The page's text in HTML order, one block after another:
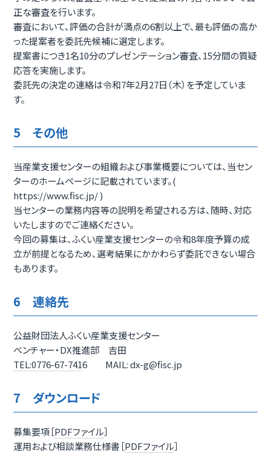
正な審査を行います。
審査において、評価の合計が満点の6割以上で、最も評価の高か
った提案者を委託先候補に選定します。
提案書につき1名10分のプレゼンテーション審査、15分間の質疑
応答を実施します。
委託先の決定の連絡は令和7年2月27日（木）を予定していま
す。
5 その他
当産業支援センターの組織および事業概要については、当セン
ターのホームページに記載されています。(
https://www.fisc.jp/ )
当センターの業務内容等の説明を希望される方は、随時、対応
いたしますのでご連絡ください。
今回の募集は、ふくい産業支援センターの令和8年度予算の成
立が前提となるため、選考結果にかかわらず委託できない場合
もあります。
6 連絡先
公益財団法人ふくい産業支援センター
ベンチャー・DX推進部 吉田
TEL:0776-67-7416 MAIL: dx-g@fisc.jp
7 ダウンロード
募集要項［PDFファイル］
運用および相談業務仕様書［PDFファイル］